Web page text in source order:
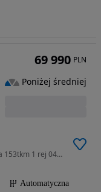
3597 cm3 • 280 KM • Super stan + konfiguracja 153tkm 1 rej 04/2016
Automatyczna
69 990 PLN
Poniżej średniej